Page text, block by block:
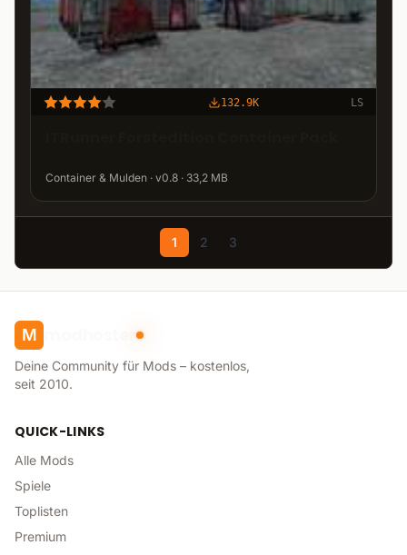
132.9K LS
Container & Mulden · v0.8 · 33,2 MB
1 2 3
M modhoster
Deine Community für Mods – kostenlos,
seit 2010.
QUICK-LINKS
Alle Mods
Spiele
Toplisten
Premium